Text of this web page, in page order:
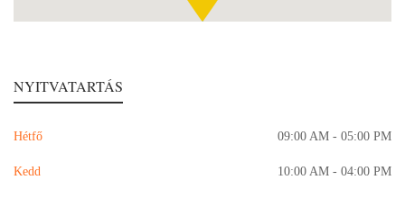
NYITVATARTÁS
Hétfő 09:00 AM - 05:00 PM
Kedd 10:00 AM - 04:00 PM